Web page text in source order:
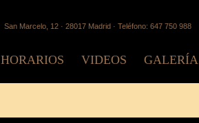
San Marcelo, 12 · 28017 Madrid · Teléfono: 647 750 988
GALERÍA
VIDEOS
HORARIOS